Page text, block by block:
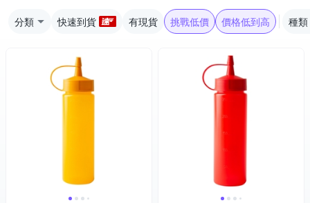
分類 快速到貨 有現貨 挑戰低價 價格低到高 種類